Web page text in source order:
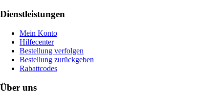
Dienstleistungen
Mein Konto
Hilfecenter
Bestellung verfolgen
Bestellung zurückgeben
Rabattcodes
Über uns